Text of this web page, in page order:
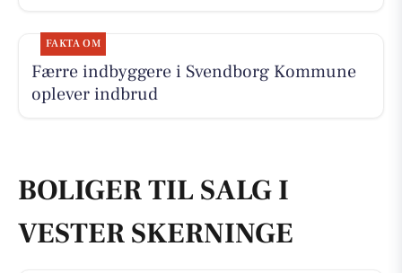
FAKTA OM
Færre indbyggere i Svendborg Kommune
oplever indbrud
BOLIGER TIL SALG I
VESTER SKERNINGE